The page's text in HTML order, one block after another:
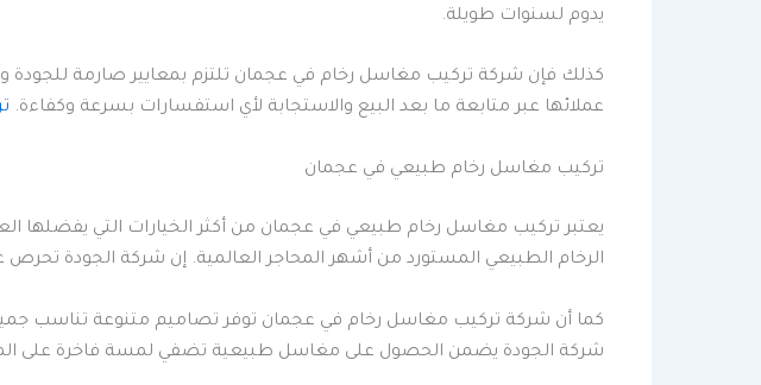
يدوم لسنوات طويلة.
كذلك فإن شركة تركيب مغاسل رخام في عجمان تلتزم بمعايير صارمة للجودة
عملائها عبر متابعة ما بعد البيع والاستجابة لأي استفسارات بسرعة وكفاءة.
تركيب مغاسل رخام طبيعي في عجمان
يعتبر تركيب مغاسل رخام طبيعي في عجمان من أكثر الخيارات التي يفضلها
الرخام الطبيعي المستورد من أشهر المحاجر العالمية. إن شركة الجودة تحرص
كما أن شركة تركيب مغاسل رخام في عجمان توفر تصاميم متنوعة تناسب جميع
شركة الجودة يضمن الحصول على مغاسل طبيعية تضفي لمسة فاخرة على